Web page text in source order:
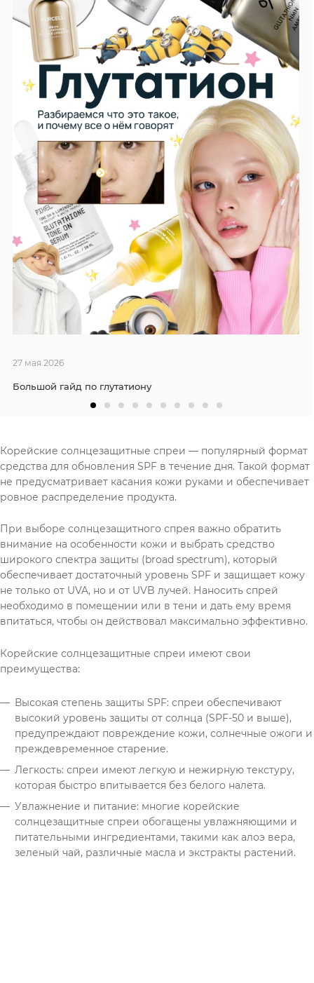
27 мая 2026
Большой гайд по глутатиону
Корейские солнцезащитные спреи — популярный формат
средства для обновления SPF в течение дня. Такой формат
не предусматривает касания кожи руками и обеспечивает
ровное распределение продукта.
При выборе солнцезащитного спрея важно обратить
внимание на особенности кожи и выбрать средство
широкого спектра защиты (broad spectrum), который
обеспечивает достаточный уровень SPF и защищает кожу
не только от UVA, но и от UVB лучей. Наносить спрей
необходимо в помещении или в тени и дать ему время
впитаться, чтобы он действовал максимально эффективно.
Корейские солнцезащитные спреи имеют свои
преимущества:
Высокая степень защиты SPF: спреи обеспечивают
высокий уровень защиты от солнца (SPF-50 и выше),
предупреждают повреждение кожи, солнечные ожоги и
преждевременное старение.
Легкость: спреи имеют легкую и нежирную текстуру,
которая быстро впитывается без белого налета.
Увлажнение и питание: многие корейские
солнцезащитные спреи обогащены увлажняющими и
питательными ингредиентами, такими как алоэ вера,
зеленый чай, различные масла и экстракты растений.